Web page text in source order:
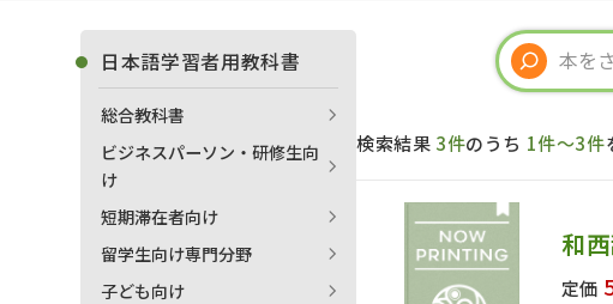
留学生向け専門分野
読解
練習問題
各種試験対策
日本語学習関連副読本
カード・ゲーム・絵教材
韓国語辞典
ドイツ語辞典
各国語辞典
語学・文法辞典
音声・音韻
文法
試験対策
多言語社会・言語政策
定期刊行物
検索結果 3件のうち 1件～3件
和
定価
日本語学習者用教科書
総合教科書
ビジネスパーソン・研修生向
け
短期滞在者向け
留学生向け専門分野
子ども向け